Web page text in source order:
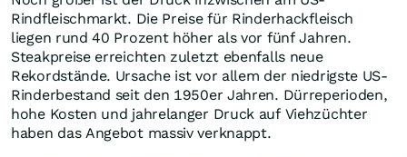
Rindfleischmarkt. Die Preise für Rinderhackfleisch
liegen rund 40 Prozent höher als vor fünf Jahren.
Steakpreise erreichten zuletzt ebenfalls neue
Rekordstände. Ursache ist vor allem der niedrigste US-
Rinderbestand seit den 1950er Jahren. Dürreperioden,
hohe Kosten und jahrelanger Druck auf Viehzüchter
haben das Angebot massiv verknappt.